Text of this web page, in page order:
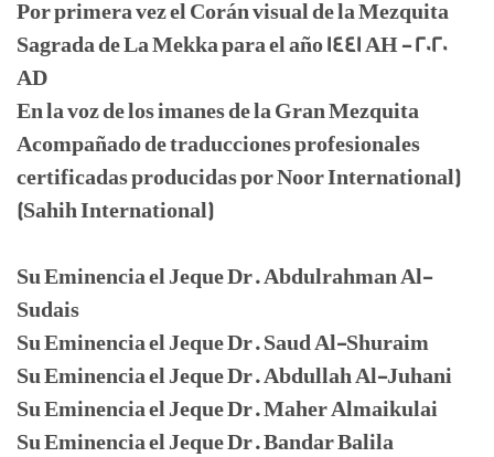
Por primera vez el Corán visual de la Mezquita
Sagrada de La Mekka para el año 1441 AH - 2020
AD
En la voz de los imanes de la Gran Mezquita
Acompañado de traducciones profesionales
certificadas producidas por Noor International)
(Sahih International)
Su Eminencia el Jeque Dr. Abdulrahman Al-
Sudais
Su Eminencia el Jeque Dr. Saud Al-Shuraim
Su Eminencia el Jeque Dr. Abdullah Al-Juhani
Su Eminencia el Jeque Dr. Maher Almaikulai
Su Eminencia el Jeque Dr. Bandar Balila